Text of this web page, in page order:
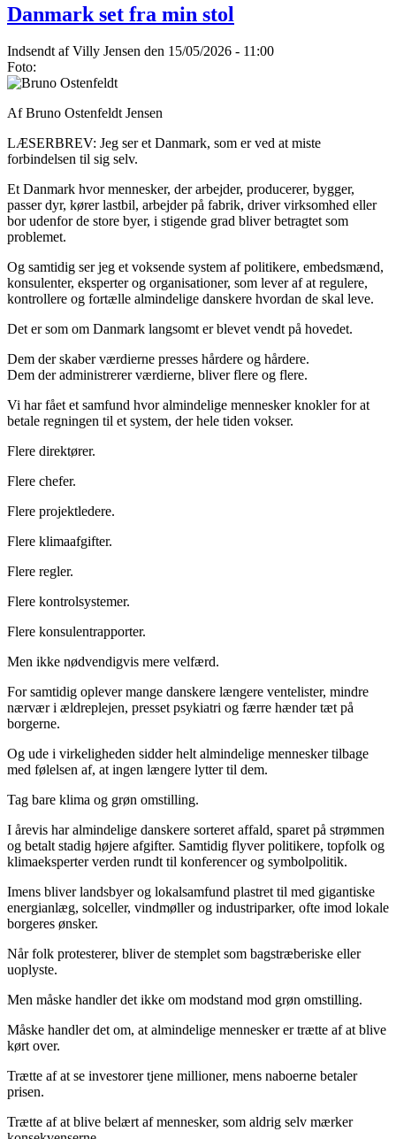
Danmark set fra min stol
Indsendt afVilly Jensen den 15/05/2026 - 11:00
Foto:
Af Bruno Ostenfeldt Jensen
LÆSERBREV: Jeg ser et Danmark, som er ved at miste
forbindelsen til sig selv.
Et Danmark hvor mennesker, der arbejder, producerer, bygger,
passer dyr, kører lastbil, arbejder på fabrik, driver virksomhed eller
bor udenfor de store byer, i stigende grad bliver betragtet som
problemet.
Og samtidig ser jeg et voksende system af politikere, embedsmænd,
konsulenter, eksperter og organisationer, som lever af at regulere,
kontrollere og fortælle almindelige danskere hvordan de skal leve.
Det er som om Danmark langsomt er blevet vendt på hovedet.
Dem der skaber værdierne presses hårdere og hårdere.
Dem der administrerer værdierne, bliver flere og flere.
Vi har fået et samfund hvor almindelige mennesker knokler for at
betale regningen til et system, der hele tiden vokser.
Flere direktører.
Flere chefer.
Flere projektledere.
Flere klimaafgifter.
Flere regler.
Flere kontrolsystemer.
Flere konsulentrapporter.
Men ikke nødvendigvis mere velfærd.
For samtidig oplever mange danskere længere ventelister, mindre
nærvær i ældreplejen, presset psykiatri og færre hænder tæt på
borgerne.
Og ude i virkeligheden sidder helt almindelige mennesker tilbage
med følelsen af, at ingen længere lytter til dem.
Tag bare klima og grøn omstilling.
I årevis har almindelige danskere sorteret affald, sparet på strømmen
og betalt stadig højere afgifter. Samtidig flyver politikere, topfolk og
klimaeksperter verden rundt til konferencer og symbolpolitik.
Imens bliver landsbyer og lokalsamfund plastret til med gigantiske
energianlæg, solceller, vindmøller og industriparker, ofte imod lokale
borgeres ønsker.
Når folk protesterer, bliver de stemplet som bagstræberiske eller
uoplyste.
Men måske handler det ikke om modstand mod grøn omstilling.
Måske handler det om, at almindelige mennesker er trætte af at blive
kørt over.
Trætte af at se investorer tjene millioner, mens naboerne betaler
prisen.
Trætte af at blive belært af mennesker, som aldrig selv mærker